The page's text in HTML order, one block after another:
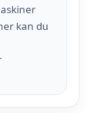
kan du